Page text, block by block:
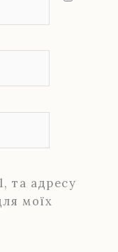
та адресу
моїх